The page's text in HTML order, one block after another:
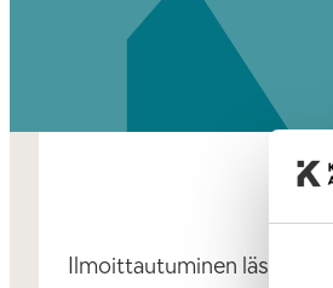
Ilmoittautuminen läsnä-/